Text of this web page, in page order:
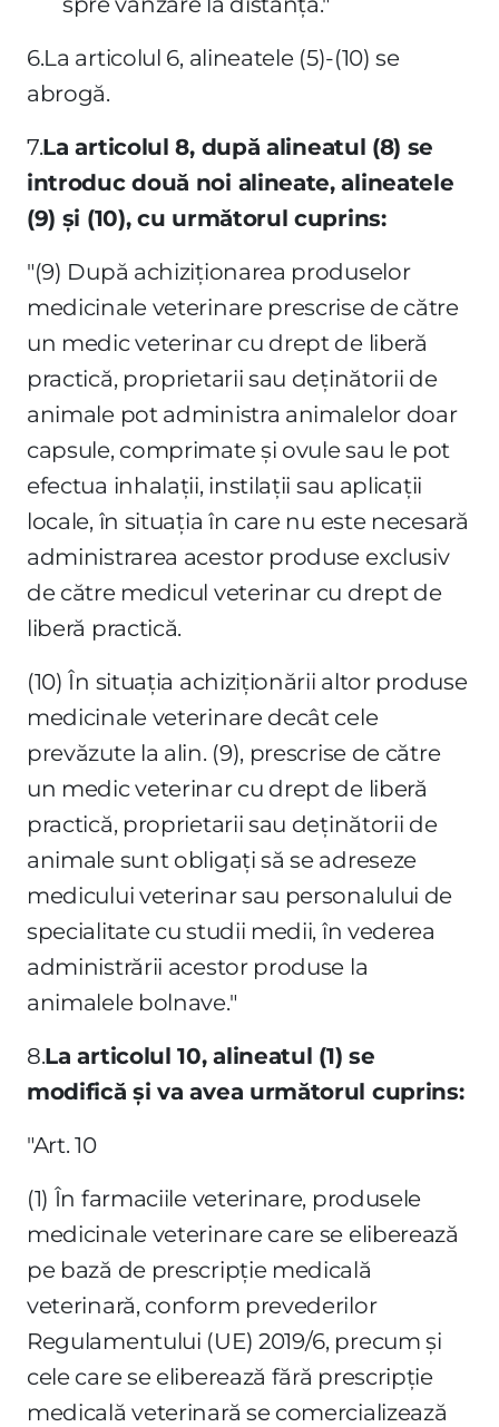
6.La articolul 6, alineatele (5)-(10) se
abrogă.
7.La articolul 8, după alineatul (8) se
introduc două noi alineate, alineatele
(9) şi (10), cu următorul cuprins:
"(9) După achiziţionarea produselor
medicinale veterinare prescrise de către
un medic veterinar cu drept de liberă
practică, proprietarii sau deţinătorii de
animale pot administra animalelor doar
capsule, comprimate şi ovule sau le pot
efectua inhalaţii, instilaţii sau aplicaţii
locale, în situaţia în care nu este necesară
administrarea acestor produse exclusiv
de către medicul veterinar cu drept de
liberă practică.
(10) În situaţia achiziţionării altor produse
medicinale veterinare decât cele
prevăzute la alin. (9), prescrise de către
un medic veterinar cu drept de liberă
practică, proprietarii sau deţinătorii de
animale sunt obligaţi să se adreseze
medicului veterinar sau personalului de
specialitate cu studii medii, în vederea
administrării acestor produse la
animalele bolnave."
8.La articolul 10, alineatul (1) se
modifică şi va avea următorul cuprins:
"Art. 10
(1) În farmaciile veterinare, produsele
medicinale veterinare care se eliberează
pe bază de prescripţie medicală
veterinară, conform prevederilor
Regulamentului (UE) 2019/6, precum şi
cele care se eliberează fără prescripţie
medicală veterinară se comercializează